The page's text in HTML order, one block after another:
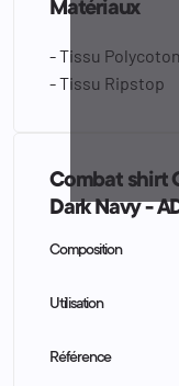
Matériaux
- Tissu Polycoton
- Tissu Ripstop
Combat shirt
Dark Navy -
Composition
Utilisation
Référence